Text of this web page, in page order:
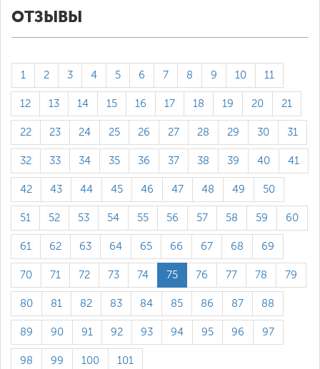
ОТЗЫВЫ
1 2 3 4 5 6 7 8 9 10 11
12 13 14 15 16 17 18 19 20 21
22 23 24 25 26 27 28 29 30 31
32 33 34 35 36 37 38 39 40 41
42 43 44 45 46 47 48 49 50
51 52 53 54 55 56 57 58 59 60
61 62 63 64 65 66 67 68 69
70 71 72 73 74 75 76 77 78 79
80 81 82 83 84 85 86 87 88
89 90 91 92 93 94 95 96 97
98 99 100 101